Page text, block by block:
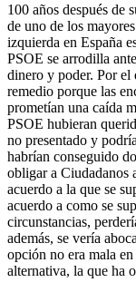
100 años después de
de uno de los
izquierda en España
PSOE se arrodilla
dinero y poder. Por el
remedio porque las
prometían una caída
PSOE hubieran
no presentado y
habrían conseguido
obligar a Ciudadanos
acuerdo a la que se
acuerdo a como se
circunstancias,
además, se vería
opción no era mala
alternativa, la que ha